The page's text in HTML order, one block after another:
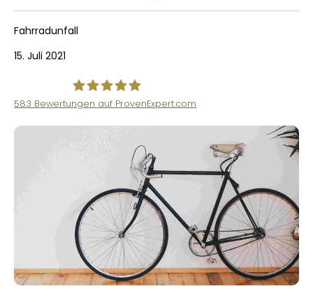
Fahrradunfall
15. Juli 2021
VINQO
583 Bewertungen auf ProvenExpert.com